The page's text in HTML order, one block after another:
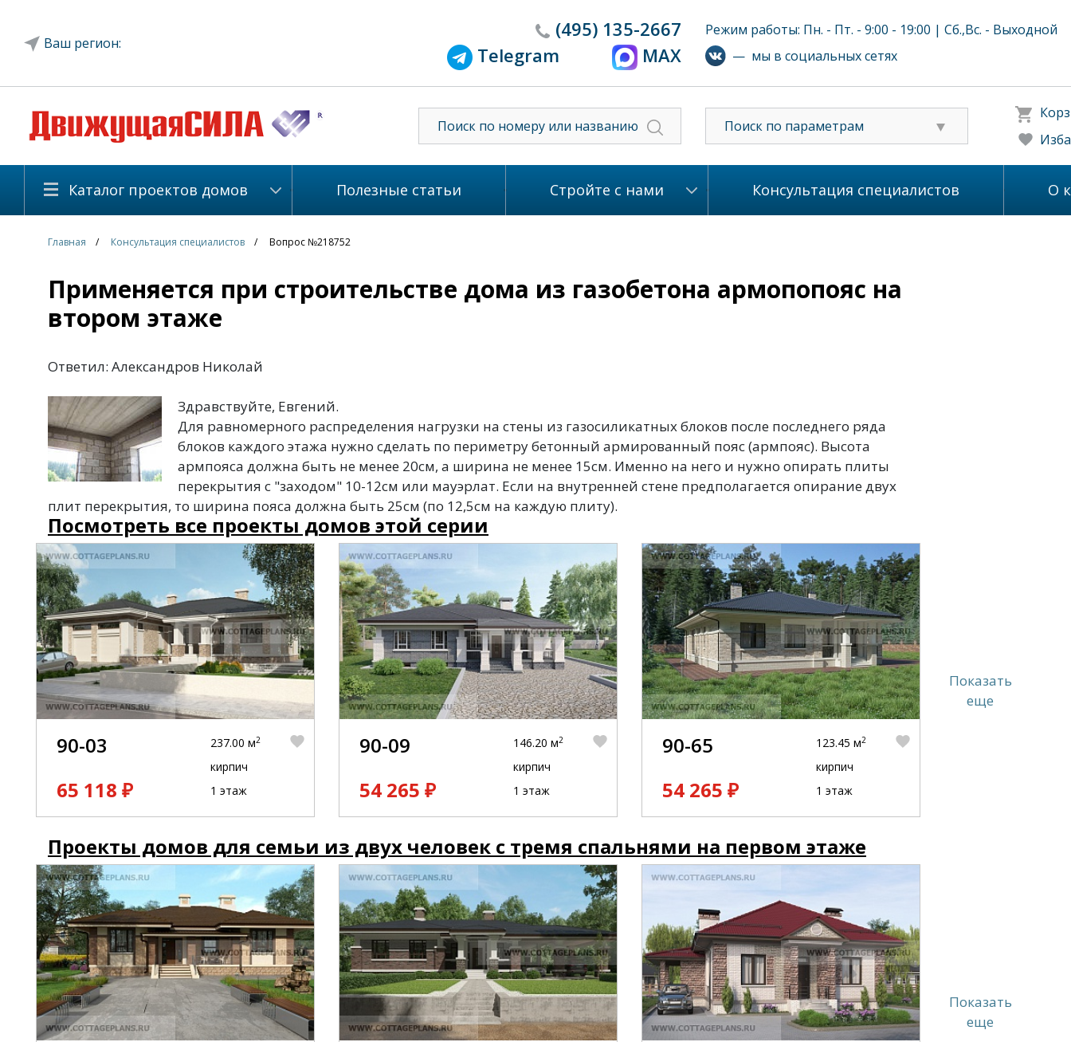
Ваш регион:
(495) 135-2667
Telegram
MAX
Режим работы: Пн. - Пт. - 9:00 - 19:00 | Сб.,Вс. - Выходной
— мы в социальных сетях
Поиск по параметрам
Каталог проектов домов Полезные статьи Стройте с нами Консультация специалистов О
Главная Консультация специалистов Вопрос №218752
Применяется при строительстве дома из газобетона армопопояс на
втором этаже
Ответил: Александров Николай
Здравствуйте, Евгений.
Для равномерного распределения нагрузки на стены из газосиликатных блоков после последнего ряда
блоков каждого этажа нужно сделать по периметру бетонный армированный пояс (армпояс). Высота
армпояса должна быть не менее 20см, а ширина не менее 15см. Именно на него и нужно опирать плиты
перекрытия с "заходом" 10-12см или мауэрлат. Если на внутренней стене предполагается опирание двух
плит перекрытия, то ширина пояса должна быть 25см (по 12,5см на каждую плиту).
Посмотреть все проекты домов этой серии
90-03
65 118 ₽
237.00 м2
кирпич
1 этаж
90-09
54 265 ₽
146.20 м2
кирпич
1 этаж
90-65
54 265 ₽
123.45 м2
кирпич
1 этаж
Показать
еще
Проекты домов для семьи из двух человек с тремя спальнями на первом этаже
Показать
еще